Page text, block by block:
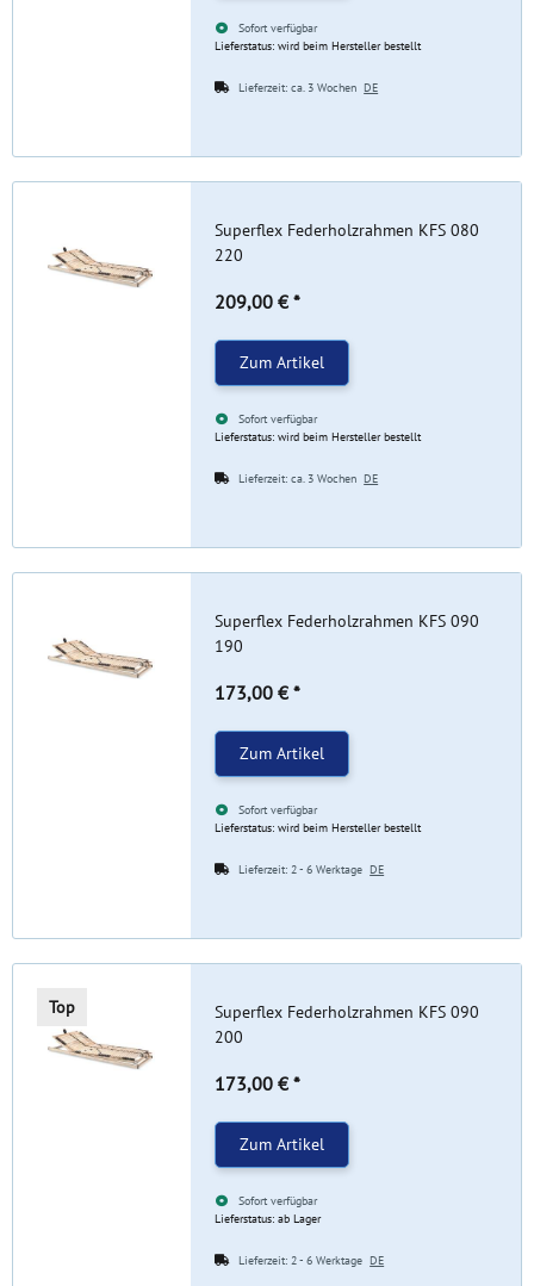
Sofort verfügbar
Lieferstatus: wird beim Hersteller bestellt
Lieferzeit:ca. 3 WochenDE
Superflex Federholzrahmen KFS 080
220
209,00 € *
Zum Artikel
Sofort verfügbar
Lieferstatus: wird beim Hersteller bestellt
Lieferzeit:ca. 3 WochenDE
Superflex Federholzrahmen KFS 090
190
173,00 € *
Zum Artikel
Sofort verfügbar
Lieferstatus: wird beim Hersteller bestellt
Lieferzeit: 2 - 6 WerktageDE
Top
Superflex Federholzrahmen KFS 090
200
173,00 € *
Zum Artikel
Sofort verfügbar
Lieferstatus: ab Lager
Lieferzeit: 2 - 6 WerktageDE